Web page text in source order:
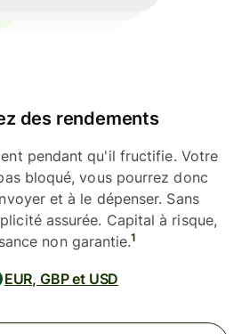
des rendements
pendant qu'il fructifie. Votre
bloqué, vous pourrez donc
et à le dépenser. Sans
assurée. Capital à risque,
non garantie.1
EUR, GBP et USD